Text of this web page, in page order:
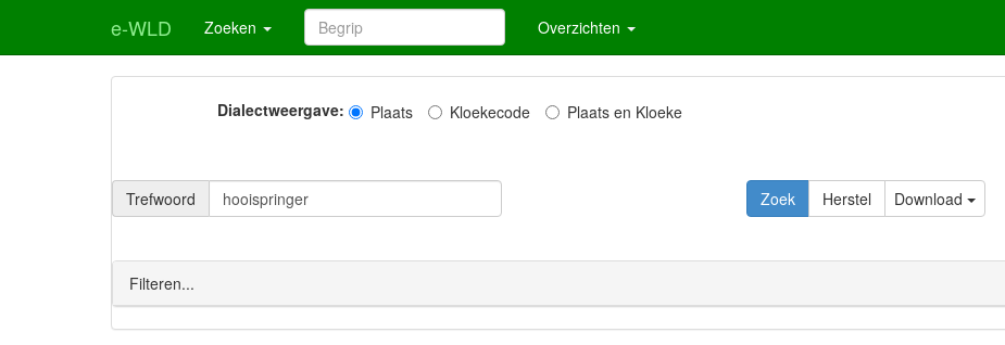
e-WLD Zoeken Overzichten
Dialectweergave: Plaats Kloekecode Plaats en Kloeke
Trefwoord Download
Filteren...